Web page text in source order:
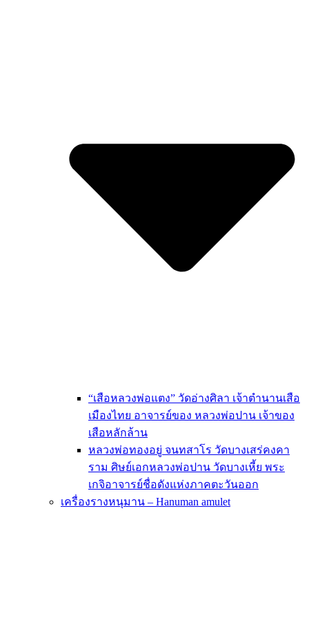
“เสือหลวงพ่อแตง” วัดอ่างศิลา เจ้าตำนานเสือ
เมืองไทย อาจารย์ของ หลวงพ่อปาน เจ้าของ
เสือหลักล้าน
หลวงพ่อทองอยู่ จนทสาโร วัดบางเสร่คงคา
ราม ศิษย์เอกหลวงพ่อปาน วัดบางเหี้ย พระ
เกจิอาจารย์ชื่อดังแห่งภาคตะวันออก
เครื่องรางหนุมาน – Hanuman amulet